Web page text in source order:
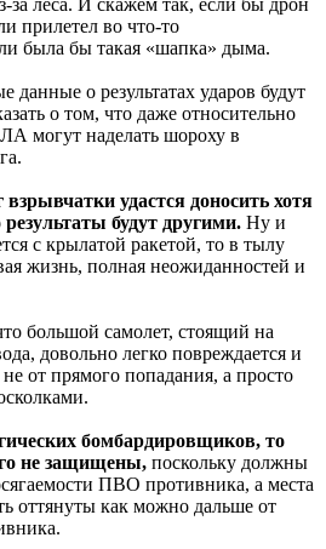
прилетел во что-то
была бы такая «шапка» дыма.
данные о результатах ударов будут
о том, что даже относительно
могут наделать шороху в
удастся доносить хотя
будут другими. Ну и
с крылатой ракетой, то в тылу
жизнь, полная неожиданностей и
большой самолет, стоящий на
довольно легко повреждается и
от прямого попадания, а просто
бомбардировщиков, то
не защищены, поскольку должны
ПВО противника, а места
оттянуты как можно дальше от